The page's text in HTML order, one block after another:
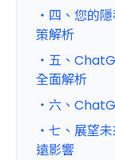
・四、您的
策解析
・五、
全面解析
・六、
・七、展望
遠影響